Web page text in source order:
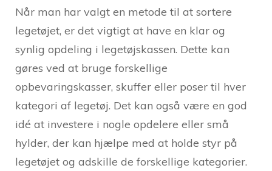
Når man har valgt en metode til at sortere
legetøjet, er det vigtigt at have en klar og
synlig opdeling i legetøjskassen. Dette kan
gøres ved at bruge forskellige
opbevaringskasser, skuffer eller poser til hver
kategori af legetøj. Det kan også være en god
idé at investere i nogle opdelere eller små
hylder, der kan hjælpe med at holde styr på
legetøjet og adskille de forskellige kategorier.